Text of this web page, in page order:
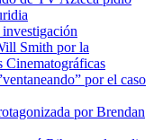
Smith por la
Cinematográficas
por el caso
por Brendan